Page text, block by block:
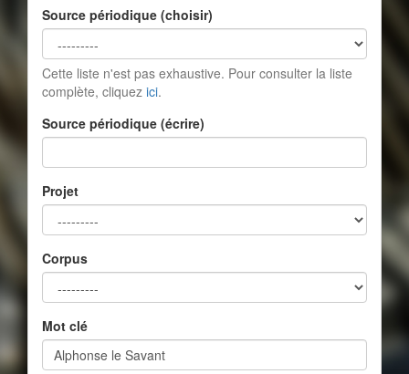
Source périodique (choisir)
Cette liste n'est pas exhaustive. Pour consulter la liste
complète, cliquez ici.
Source périodique (écrire)
Projet
Corpus
Mot clé